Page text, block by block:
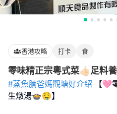
香港攻略 打卡 食
零味精正宗粵式菜👍🏻足料
#蒸魚腩爸媽觀塘好介紹
【🩷
生燉湯🍲🤤】